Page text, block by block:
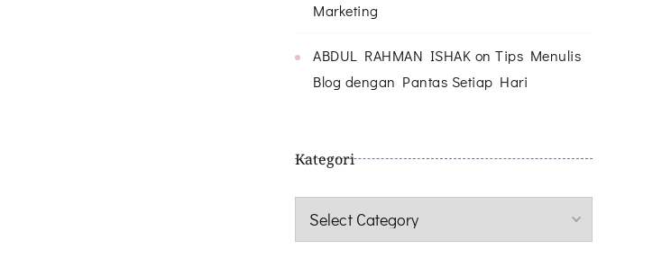
Marketing
ABDUL RAHMAN ISHAK on Tips Menulis
Blog dengan Pantas Setiap Hari
Kategori
Kategori